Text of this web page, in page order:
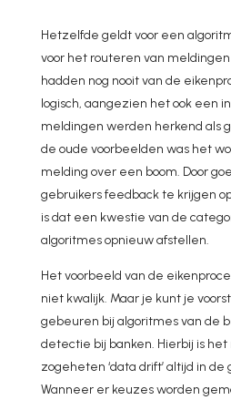
Hetzelfde geldt voor een
voor het routeren van
hadden nog nooit van de
logisch, aangezien het ook een
meldingen werden herkend als
de oude voorbeelden was het
melding over een boom. Door
gebruikers feedback te krijgen
is dat een kwestie van de
algoritmes opnieuw afstellen.
Het voorbeeld van de
niet kwalijk. Maar je kunt je
gebeuren bij algoritmes van de
detectie bij banken. Hierbij is
zogeheten ‘data drift’ altijd in
Wanneer er keuzes worden